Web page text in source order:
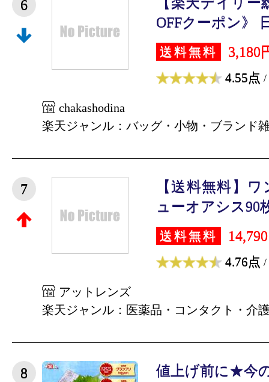
6
OFFクーポン》
送料無料 3,180
4.55点 /
chakashodina
楽天ジャンル：バッグ・小物・ブランド
7
【送料無料】
ューオアシス90
送料無料
4.76点 /
アットレンズ
楽天ジャンル：医薬品・コンタクト・介
8
値上げ前に★今